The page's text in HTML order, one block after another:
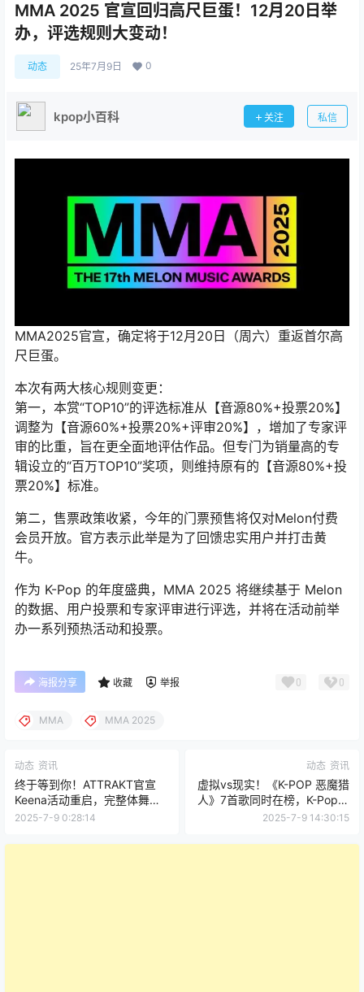
MMA 2025 官宣回归高尺巨蛋！12月20日举
办，评选规则大变动！
动态 25年7月9日 0
kpop小百科 关注 私信
MMA2025官宣，确定将于12月20日（周六）重返首尔高
尺巨蛋。
本次有两大核心规则变更：
第一，本赏“TOP10”的评选标准从【音源80%+投票20%】
调整为【音源60%+投票20%+评审20%】，增加了专家评
审的比重，旨在更全面地评估作品。但专门为销量高的专
辑设立的“百万TOP10”奖项，则维持原有的【音源80%+投
票20%】标准。
第二，售票政策收紧，今年的门票预售将仅对Melon付费
会员开放。官方表示此举是为了回馈忠实用户并打击黄
牛。
作为 K-Pop 的年度盛典，MMA 2025 将继续基于 Melon
的数据、用户投票和专家评审进行评选，并将在活动前举
办一系列预热活动和投票。
海报分享 收藏 举报 0 0
MMA MMA 2025
动态 资讯
终于等到你！ATTRAKT官宣
Keena活动重启，完整体舞台
倒计时！
2025-7-9 0:28:14
动态 资讯
虚拟vs现实！《K-POP 恶魔猎
人》7首歌同时在榜，K-Pop的
虚拟力量太可怕了！
2025-7-9 14:30:15